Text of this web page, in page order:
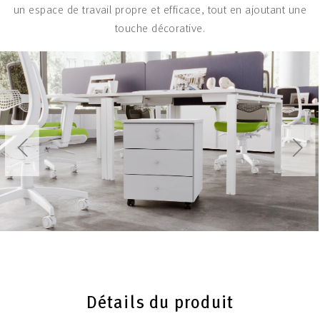
un espace de travail propre et efficace, tout en ajoutant une
touche décorative.
Détails du produit